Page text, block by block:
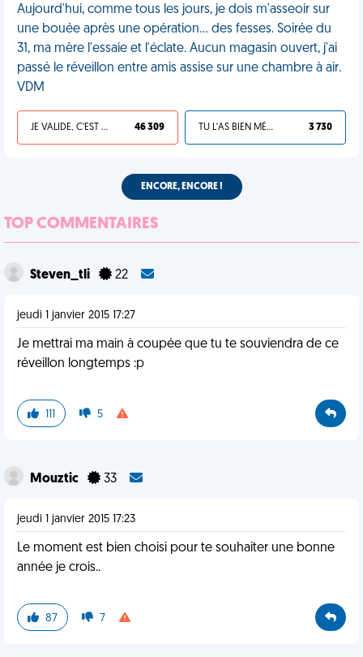
Aujourd'hui, comme tous les jours, je dois m'asseoir sur
une bouée après une opération… des fesses. Soirée du
31, ma mère l'essaie et l'éclate. Aucun magasin ouvert, j'ai
passé le réveillon entre amis assise sur une chambre à air.
VDM
JE VALIDE, C'EST UNE VDM 46 309 TU L'AS BIEN MÉRITÉ 3 730
ENCORE, ENCORE !
TOP COMMENTAIRES
Steven_tli 22
jeudi 1 janvier 2015 17:27
Je mettrai ma main à coupée que tu te souviendra de ce
réveillon longtemps :p
111 5
Mouztic 33
jeudi 1 janvier 2015 17:23
Le moment est bien choisi pour te souhaiter une bonne
année je crois..
87 7